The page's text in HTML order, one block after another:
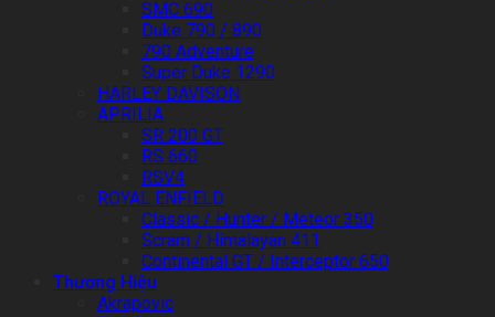
SMC 690
Duke 790 / 890
790 Adventure
Super Duke 1290
HARLEY DAVISON
APRILIA
SR 200 GT
RS 660
RSV4
ROYAL ENFIELD
Classic / Hunter / Meteor 350
Scram / Himalayan 411
Continental GT / Interceptor 650
Thương Hiệu
Akrapovic